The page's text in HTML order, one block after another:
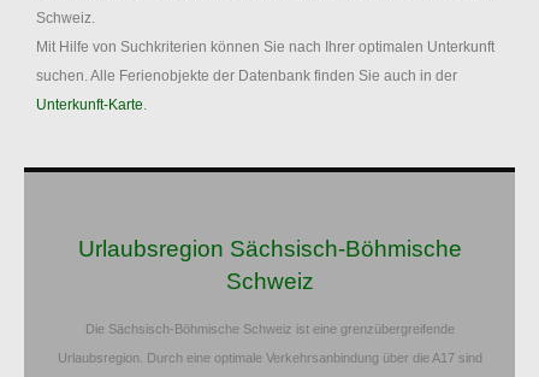
Schweiz.
Mit Hilfe von Suchkriterien können Sie nach Ihrer optimalen Unterkunft
suchen. Alle Ferienobjekte der Datenbank finden Sie auch in der
Unterkunft-Karte.
Urlaubsregion Sächsisch-Böhmische
Schweiz
Die Sächsisch-Böhmische Schweiz ist eine grenzübergreifende
Urlaubsregion. Durch eine optimale Verkehrsanbindung über die A17 sind